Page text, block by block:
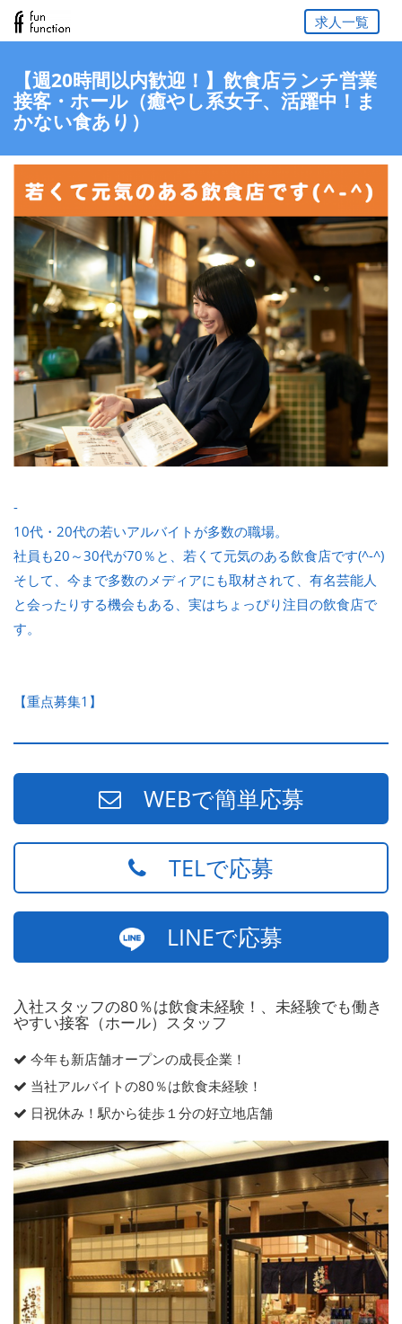
求人一覧
【週20時間以内歓迎！】飲食店ランチ営業
接客・ホール（癒やし系女子、活躍中！ま
かない食あり）
-
10代・20代の若いアルバイトが多数の職場。
社員も20～30代が70％と、若くて元気のある飲食店です(^-^)
そして、今まで多数のメディアにも取材されて、有名芸能人
と会ったりする機会もある、実はちょっぴり注目の飲食店で
す。
【重点募集1】
WEBで簡単応募
TELで応募
LINEで応募
入社スタッフの80％は飲食未経験！、未経験でも働き
やすい接客（ホール）スタッフ
今年も新店舗オープンの成長企業！
当社アルバイトの80％は飲食未経験！
日祝休み！駅から徒歩１分の好立地店舗